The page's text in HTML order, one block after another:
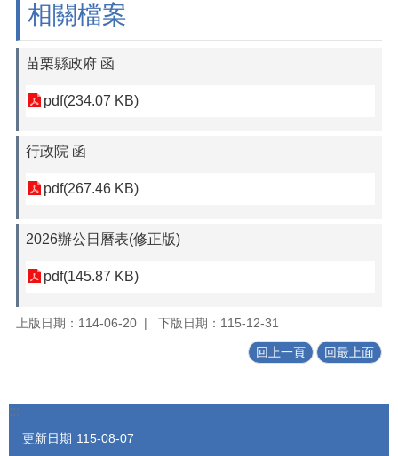
相關檔案
苗栗縣政府 函
pdf(234.07 KB)
行政院 函
pdf(267.46 KB)
2026辦公日曆表(修正版)
pdf(145.87 KB)
上版日期：114-06-20 下版日期：115-12-31
回上一頁 回最上面
:::
更新日期 115-08-07